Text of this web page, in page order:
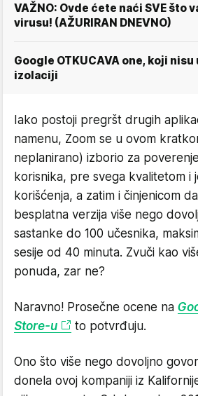
VAŽNO: Ovde ćete naći SVE što
virusu! (AŽURIRAN DNEVNO)
Google OTKUCAVA one, koji
izolaciji
Iako postoji pregršt drugih
namenu, Zoom se u ovom
neplanirano) izborio za
korisnika, pre svega kvalitetom i
korišćenja, a zatim i činjenicom
besplatna verzija više nego
sastanke do 100 učesnika,
sesije od 40 minuta. Zvuči kao
ponuda, zar ne?
Naravno! Prosečne ocene na
Store-u
to potvrđuju.
Ono što više nego dovoljno
donela ovoj kompaniji iz